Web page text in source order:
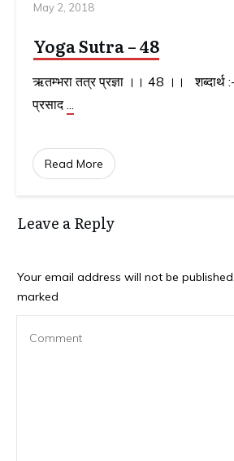
May 2, 2018
Yoga Sutra – 48
ऋतम्भरा तत्र प्रज्ञा ।। 48 ।। शब्दार्थ
प्रसाद...
Read More
Leave a Reply
Your email address will not be published.
marked